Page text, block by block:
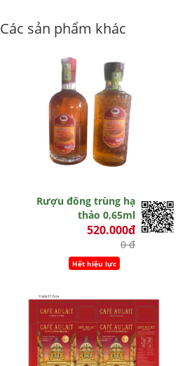
Các sản phẩm khác
Rượu đông trùng hạ
thảo 0,65ml
520.000đ
0 đ
Hết hiệu lực